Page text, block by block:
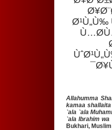
Allahumma
kamaa
`ala `ala
`ala Ibrahim
Bukhari,